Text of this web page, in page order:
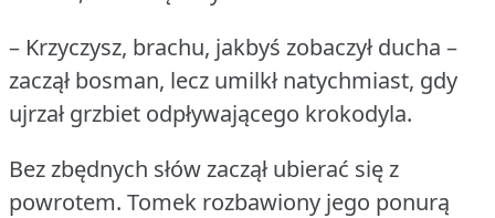
– Krzyczysz, brachu, jakbyś zobaczył ducha –
zaczął bosman, lecz umilkł natychmiast, gdy
ujrzał grzbiet odpływającego krokodyla.
Bez zbędnych słów zaczął ubierać się z
powrotem. Tomek rozbawiony jego ponurą